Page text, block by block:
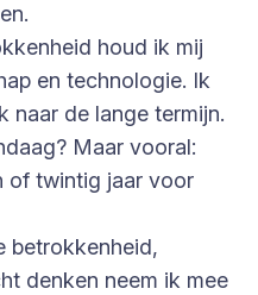
houd ik mij
en technologie. Ik
naar de lange termijn.
Maar vooral:
of twintig jaar voor
betrokkenheid,
denken neem ik mee